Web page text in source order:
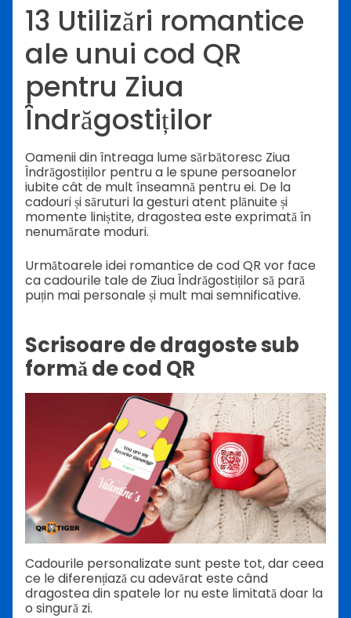
13 Utilizări romantice
ale unui cod QR
pentru Ziua
Îndrăgostiților
Oamenii din întreaga lume sărbătoresc Ziua
Îndrăgostiților pentru a le spune persoanelor
iubite cât de mult înseamnă pentru ei. De la
cadouri și săruturi la gesturi atent plănuite și
momente liniștite, dragostea este exprimată în
nenumărate moduri.
Următoarele idei romantice de cod QR vor face
ca cadourile tale de Ziua Îndrăgostiților să pară
puțin mai personale și mult mai semnificative.
Scrisoare de dragoste sub
formă de cod QR
Cadourile personalizate sunt peste tot, dar ceea
ce le diferențiază cu adevărat este când
dragostea din spatele lor nu este limitată doar la
o singură zi.